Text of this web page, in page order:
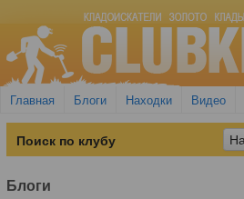
Главная Блоги Находки Видео
Блоги